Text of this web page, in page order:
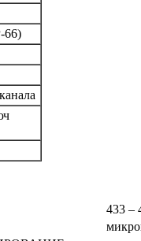
66)
433 –